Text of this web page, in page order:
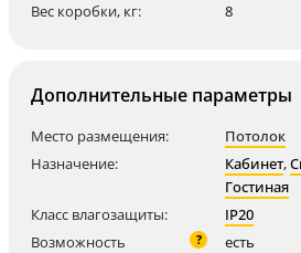
Вес коробки, кг:
8
Дополнительные параметры
Место размещения:
Потолок
Назначение:
Кабинет,
Гостиная
Класс влагозащиты:
IP20
Возможность
? есть